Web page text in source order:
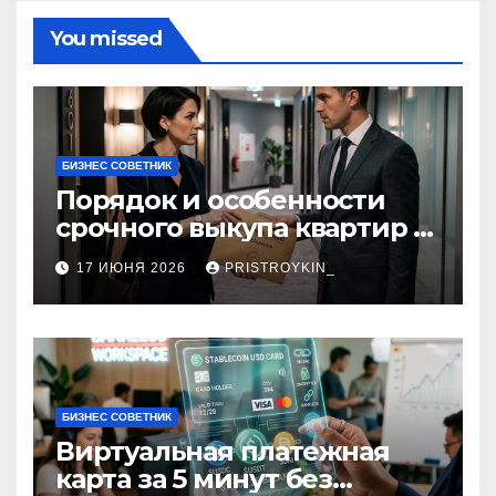
You missed
БИЗНЕС СОВЕТНИК
Порядок и особенности
срочного выкупа квартир в
срок 1–3 дня
17 ИЮНЯ 2026 PRISTROYKIN_
БИЗНЕС СОВЕТНИК
Виртуальная платежная
карта за 5 минут без